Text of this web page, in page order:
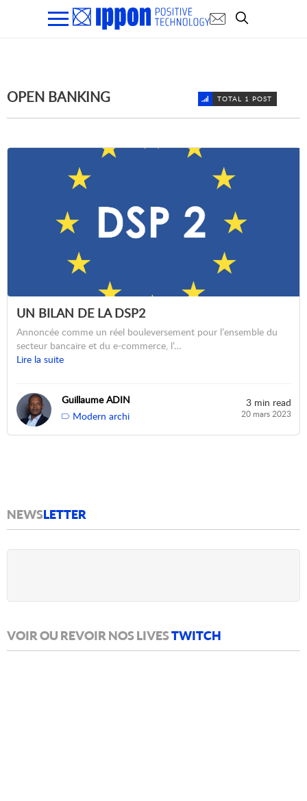
OPEN BANKING TOTAL 1 POST
UN BILAN DE LA DSP2
Annoncée comme un réel bouleversement pour l’ensemble du
secteur bancaire et du e-commerce, l’…
Lire la suite
Guillaume ADIN
Modern archi
3 min read
20 mars 2023
NEWSLETTER
VOIR OU REVOIR NOS LIVESTWITCH